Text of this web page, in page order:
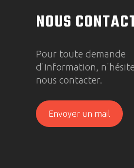
NOUS
Pour toute demande
d'information,
nous contacter.
Envoyer un mail